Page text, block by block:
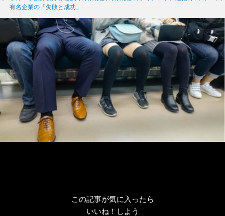
ゴ
ー
グ
有名企業の「失敗と成功」
この記事が気に入ったら
いいね！しよう